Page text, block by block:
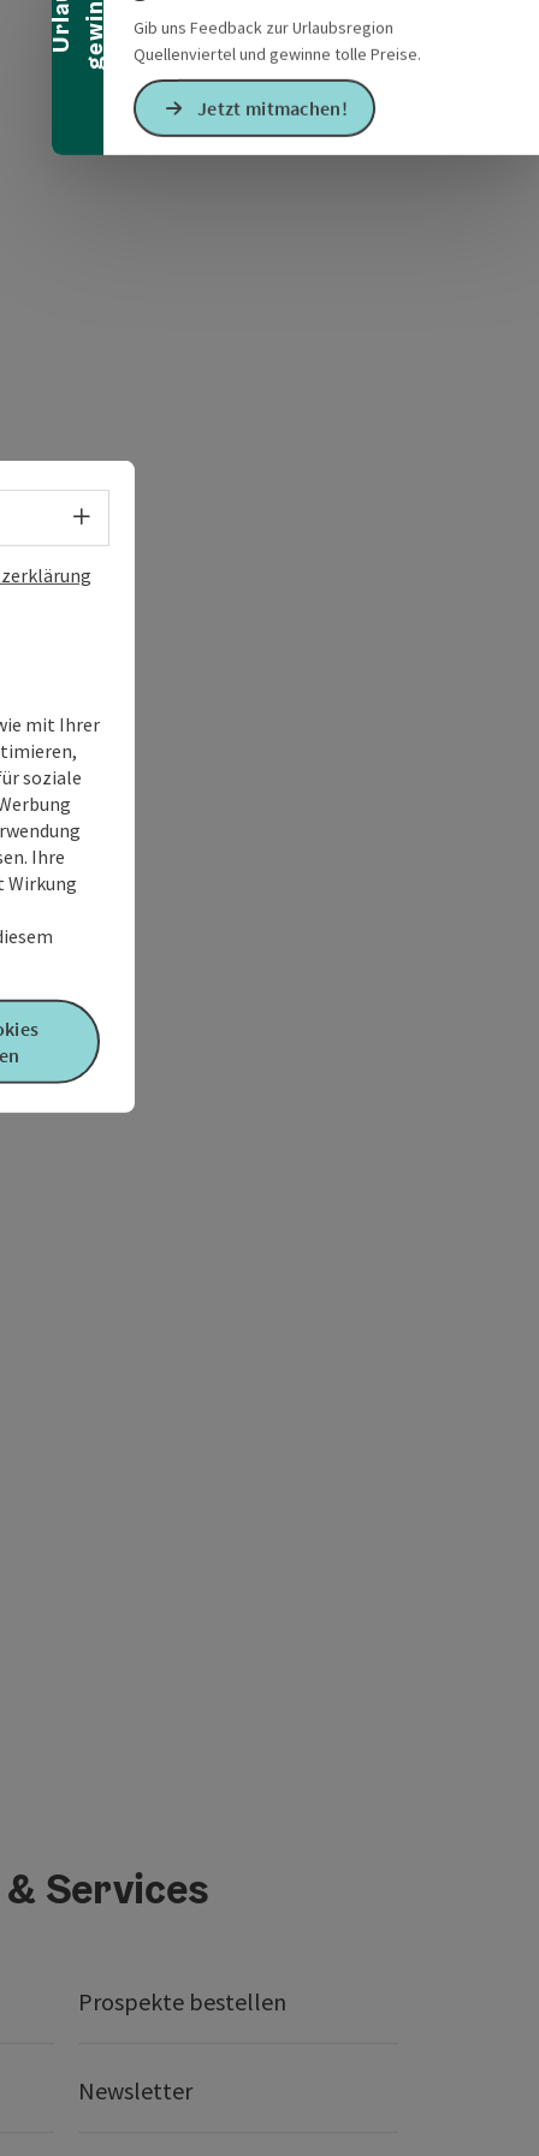
Gib uns Feedback zur Urlaubsregion
Quellenviertel und gewinne tolle Preise.
Jetzt mitmachen!
öffnenöffnen
Services
Prospekte bestellen
Newsletter
Sprachwahl - Menü öffnen
mit Ihrer
soziale
Ihre
Wirkung